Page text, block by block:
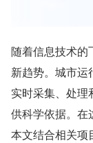
随着信息技术的
新趋势。城市运
实时采集、处理
供科学依据。在
本文结合相关项